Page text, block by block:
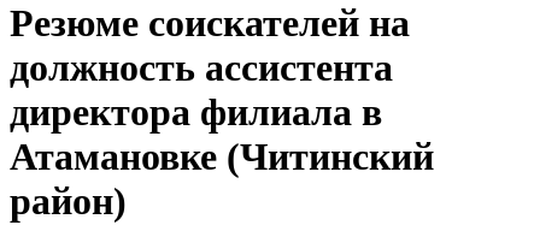
Резюме соискателей на
должность ассистента
директора филиала в
Атамановке (Читинский
район)